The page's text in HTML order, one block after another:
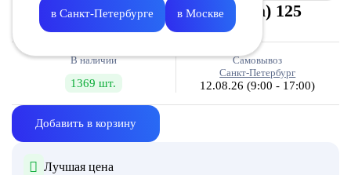
в Санкт-Петербурге в Москве
Клапан обратный BDA (бабочка) 125
403.00
В наличии
1369 шт.
Самовывоз
Санкт-Петербург
12.08.26(9:00 - 17:00)
Добавить в корзину
Лучшая цена